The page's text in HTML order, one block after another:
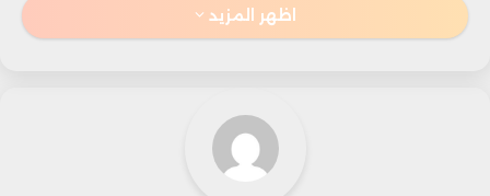
ومنذ عودته إلى البيت الأبيض في يناير، وجه
إلى تقليص حجم الجهاز الإداري من خلال
تقليل أعداد الموظفين، في إطار جهوده
اظهر المزيد